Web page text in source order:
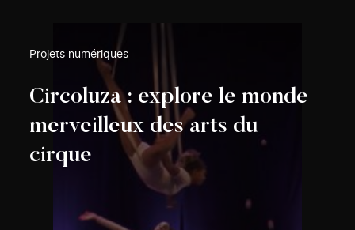
Projets numériques
Circoluza : explore le monde
merveilleux des arts du
cirque